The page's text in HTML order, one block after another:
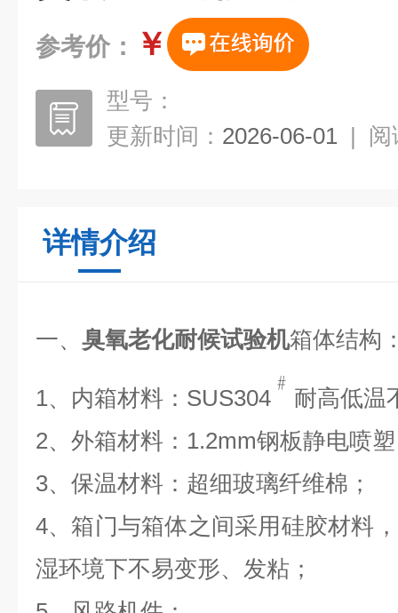
参考价： ￥
型号：
更新时间： 2026-06-01 | 阅
详情介绍
一、 臭氧老化耐候试验机箱体结构
1、内箱材料：SUS304
﹟
耐高低温
2、外箱材料：1.2mm钢板静电喷
3、保温材料：超细玻璃纤维棉；
4、箱门与箱体之间采用硅胶材料
湿环境下不易变形、发粘；